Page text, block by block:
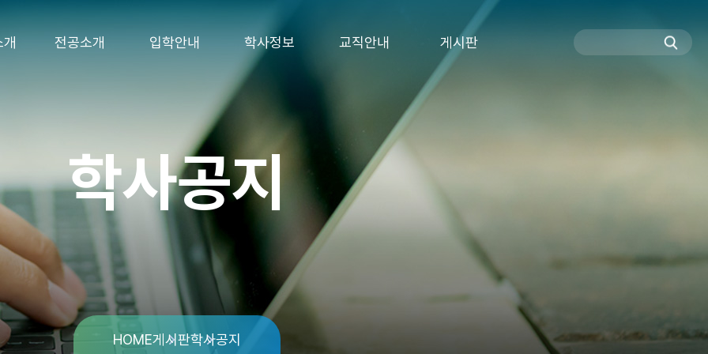
전공소개 입학안내 학사정보 교직안내 게시판
학사공지
HOME게시판학사공지